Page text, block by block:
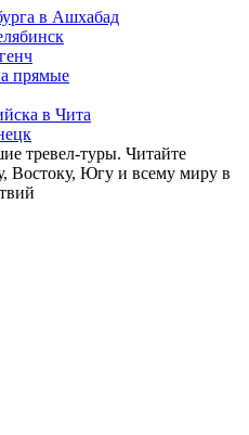
в Ашхабад
прямые
в Чита
тревел-туры. Читайте
Востоку, Югу и всему миру в